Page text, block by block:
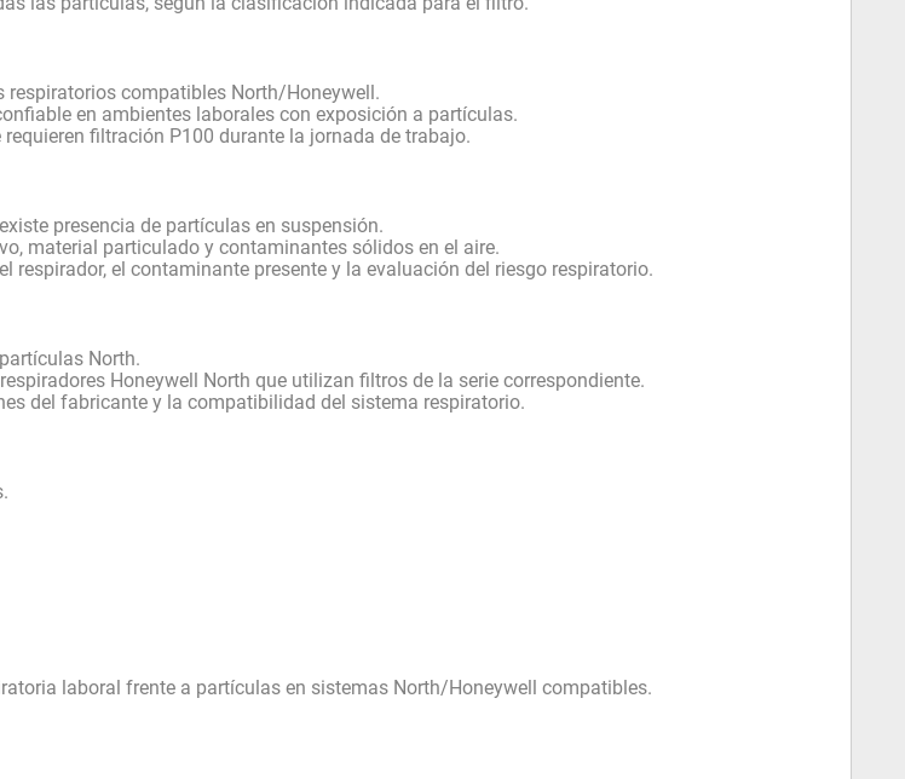
compatibles North/Honeywell.
en ambientes laborales con exposición a partículas.
filtración P100 durante la jornada de trabajo.
presencia de partículas en suspensión.
material particulado y contaminantes sólidos en el aire.
respirador, el contaminante presente y la evaluación del riesgo respiratorio.
North.
Honeywell North que utilizan filtros de la serie correspondiente.
del fabricante y la compatibilidad del sistema respiratorio.
laboral frente a partículas en sistemas North/Honeywell compatibles.